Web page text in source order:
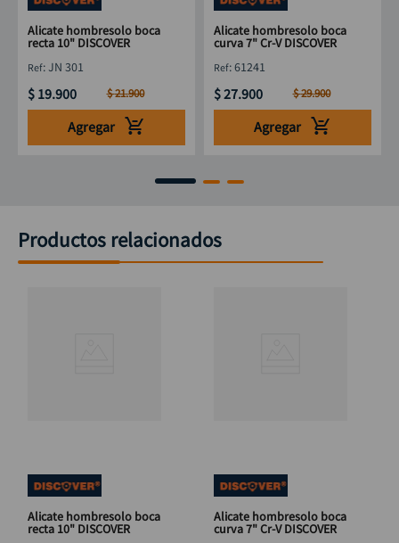
Alicate hombresolo boca
recta 10" DISCOVER
:JN 301
$ 19.900 $21.900
Agregar
Alicate hombresolo boca
curva 7" Cr-V DISCOVER
:61241
$27.900 $29.900
Agregar
Productos relacionados
Alicate hombresolo boca
recta 10" DISCOVER
Alicate hombresolo boca
curva 7" Cr-V DISCOVER